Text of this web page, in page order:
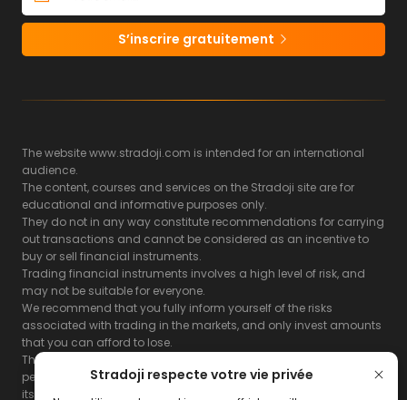
Stradoji respecte votre vie privée
S’inscrire gratuitement
The website www.stradoji.com is intended for an international
audience.
The content, courses and services on the Stradoji site are for
educational and informative purposes only.
They do not in any way constitute recommendations for carrying
out transactions and cannot be considered as an incentive to
buy or sell financial instruments.
Trading financial instruments involves a high level of risk, and
may not be suitable for everyone.
We recommend that you fully inform yourself of the risks
associated with trading in the markets, and only invest amounts
that you can afford to lose.
The Stradoji site does not guarantee the results or the
performance of products based on the information contained on
its site and its servers.